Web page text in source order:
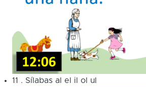
11 . Sílabas al el il ol ul